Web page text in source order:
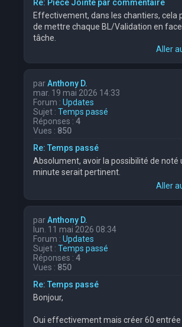
Re: Piece Jointe par commentaire
Effectivement, dans les chantiers, cela
de mettre chaque BL/Validation en
tâche.
Aller
parAnthony D.
mar. 19 mai 2026 14:33
Forum : Updates
Sujet : Temps passé
Réponses : 4
Vues : 850
Re: Temps passé
Absolument, avoir la possibilité de noté
minute serait pertinent.
Aller
parAnthony D.
lun. 11 mai 2026 08:34
Forum : Updates
Sujet : Temps passé
Réponses : 4
Vues : 850
Re: Temps passé
Bonjour,
Oui effectivement mais créer 60 entrée